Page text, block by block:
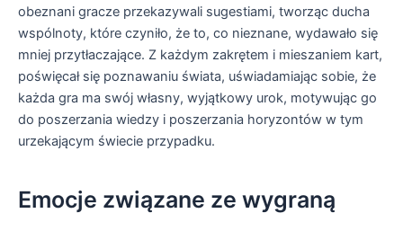
obeznani gracze przekazywali sugestiami, tworząc ducha
wspólnoty, które czyniło, że to, co nieznane, wydawało się
mniej przytłaczające. Z każdym zakrętem i mieszaniem kart,
poświęcał się poznawaniu świata, uświadamiając sobie, że
każda gra ma swój własny, wyjątkowy urok, motywując go
do poszerzania wiedzy i poszerzania horyzontów w tym
urzekającym świecie przypadku.
Emocje związane ze wygraną